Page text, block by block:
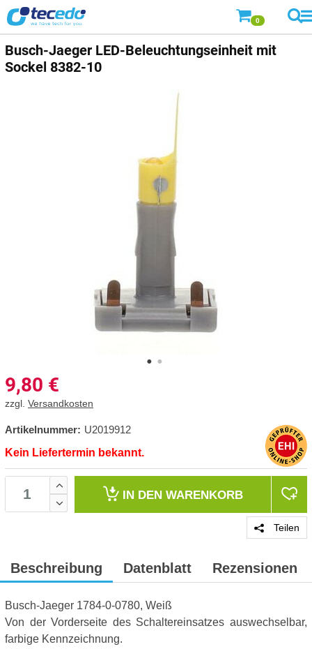
0
Busch-Jaeger LED-Beleuchtungseinheit mit
Sockel 8382-10
9,80 €
zzgl. Versandkosten
Artikelnummer: U2019912
Kein Liefertermin bekannt.
IN DEN WARENKORB
Teilen
Beschreibung Datenblatt Rezensionen
Busch-Jaeger 1784-0-0780, Weiß
Von der Vorderseite des Schaltereinsatzes auswechselbar,
farbige Kennzeichnung.